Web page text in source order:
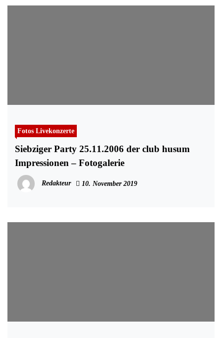
Fotos Livekonzerte
Siebziger Party 25.11.2006 der club husum
Impressionen – Fotogalerie
Redakteur 10. November 2019